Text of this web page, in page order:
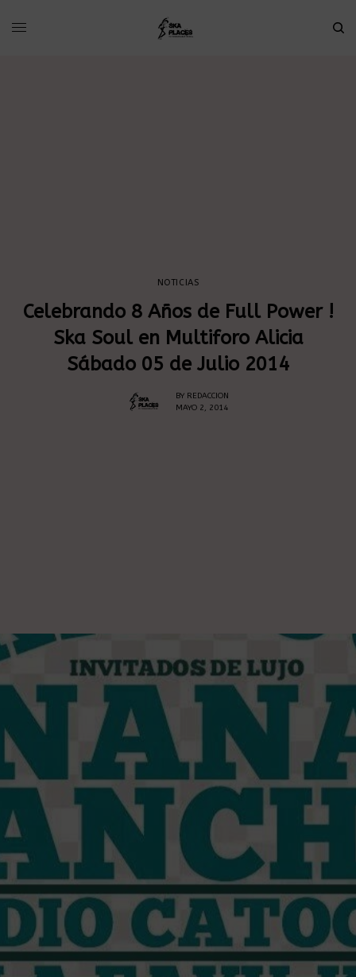
NOTICIAS
Celebrando 8 Años de Full Power !
Ska Soul en Multiforo Alicia
Sábado 05 de Julio 2014
BY REDACCION
MAYO 2, 2014